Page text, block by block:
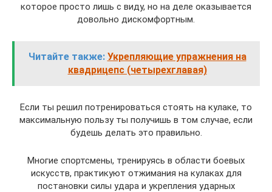
которое просто лишь с виду, но на деле оказывается
довольно дискомфортным.
Читайте также: Укрепляющие упражнения на
квадрицепс (четырехглавая)
Если ты решил потренироваться стоять на кулаке, то
максимальную пользу ты получишь в том случае, если
будешь делать это правильно.
Многие спортсмены, тренируясь в области боевых
искусств, практикуют отжимания на кулаках для
постановки силы удара и укрепления ударных